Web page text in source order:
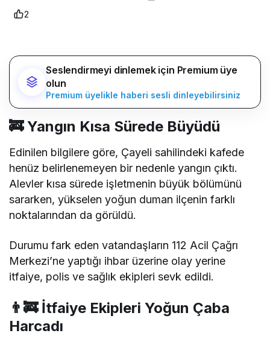
2
Seslendirmeyi dinlemek için Premium üye
olun
Premium üyelikle haberi sesli dinleyebilirsiniz
🚒 Yangın Kısa Sürede Büyüdü
Edinilen bilgilere göre, Çayeli sahilindeki kafede
henüz belirlenemeyen bir nedenle yangın çıktı.
Alevler kısa sürede işletmenin büyük bölümünü
sararken, yükselen yoğun duman ilçenin farklı
noktalarından da görüldü.
Durumu fark eden vatandaşların 112 Acil Çağrı
Merkezi’ne yaptığı ihbar üzerine olay yerine
itfaiye, polis ve sağlık ekipleri sevk edildi.
👨‍🚒 İtfaiye Ekipleri Yoğun Çaba
Harcadı